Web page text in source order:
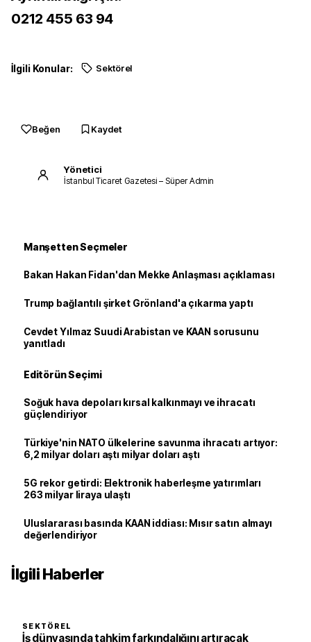
0212 455 63 94
İlgili Konular: Sektörel
Beğen Kaydet
Yönetici
İstanbul Ticaret Gazetesi – Süper Admin
Manşetten Seçmeler
Bakan Hakan Fidan'dan Mekke Anlaşması açıklaması
Trump bağlantılı şirket Grönland'a çıkarma yaptı
Cevdet Yılmaz Suudi Arabistan ve KAAN sorusunu
yanıtladı
Editörün Seçimi
Soğuk hava depoları kırsal kalkınmayı ve ihracatı
güçlendiriyor
Türkiye'nin NATO ülkelerine savunma ihracatı artıyor:
6,2 milyar doları aştı milyar doları aştı
5G rekor getirdi: Elektronik haberleşme yatırımları
263 milyar liraya ulaştı
Uluslararası basında KAAN iddiası: Mısır satın almayı
değerlendiriyor
İlgili Haberler
SEKTÖREL
İş dünyasında tahkim farkındalığını artıracak